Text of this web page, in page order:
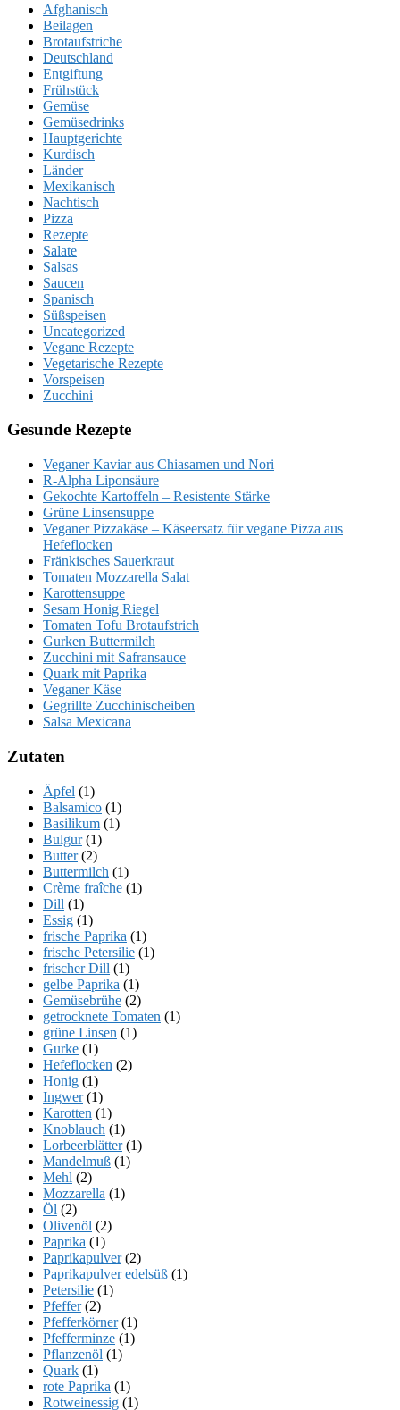
Afghanisch
Beilagen
Brotaufstriche
Deutschland
Entgiftung
Frühstück
Gemüse
Gemüsedrinks
Hauptgerichte
Kurdisch
Länder
Mexikanisch
Nachtisch
Pizza
Rezepte
Salate
Salsas
Saucen
Spanisch
Süßspeisen
Uncategorized
Vegane Rezepte
Vegetarische Rezepte
Vorspeisen
Zucchini
Gesunde Rezepte
Veganer Kaviar aus Chiasamen und Nori
R-Alpha Liponsäure
Gekochte Kartoffeln – Resistente Stärke
Grüne Linsensuppe
Veganer Pizzakäse – Käseersatz für vegane Pizza aus
Hefeflocken
Fränkisches Sauerkraut
Tomaten Mozzarella Salat
Karottensuppe
Sesam Honig Riegel
Tomaten Tofu Brotaufstrich
Gurken Buttermilch
Zucchini mit Safransauce
Quark mit Paprika
Veganer Käse
Gegrillte Zucchinischeiben
Salsa Mexicana
Zutaten
Äpfel (1)
Balsamico (1)
Basilikum (1)
Bulgur(1)
Butter(2)
Buttermilch (1)
Crème fraîche (1)
Dill (1)
Essig (1)
frische Paprika (1)
frische Petersilie (1)
frischer Dill (1)
gelbe Paprika (1)
Gemüsebrühe (2)
getrocknete Tomaten (1)
grüne Linsen (1)
Gurke (1)
Hefeflocken (2)
Honig (1)
Ingwer(1)
Karotten (1)
Knoblauch (1)
Lorbeerblätter(1)
Mandelmuß (1)
Mehl (2)
Mozzarella (1)
Öl (2)
Olivenöl (2)
Paprika (1)
Paprikapulver(2)
Paprikapulver edelsüß (1)
Petersilie (1)
Pfeffer(2)
Pfefferkörner(1)
Pfefferminze (1)
Pflanzenöl (1)
Quark (1)
rote Paprika (1)
Rotweinessig (1)